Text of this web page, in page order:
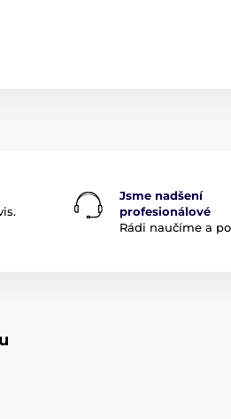
Nejoblíbenější produkty